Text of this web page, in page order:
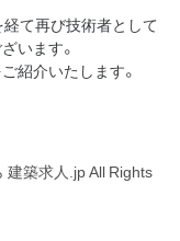
経て再び技術者として
います。
紹介いたします。
建築求人.jp All Rights